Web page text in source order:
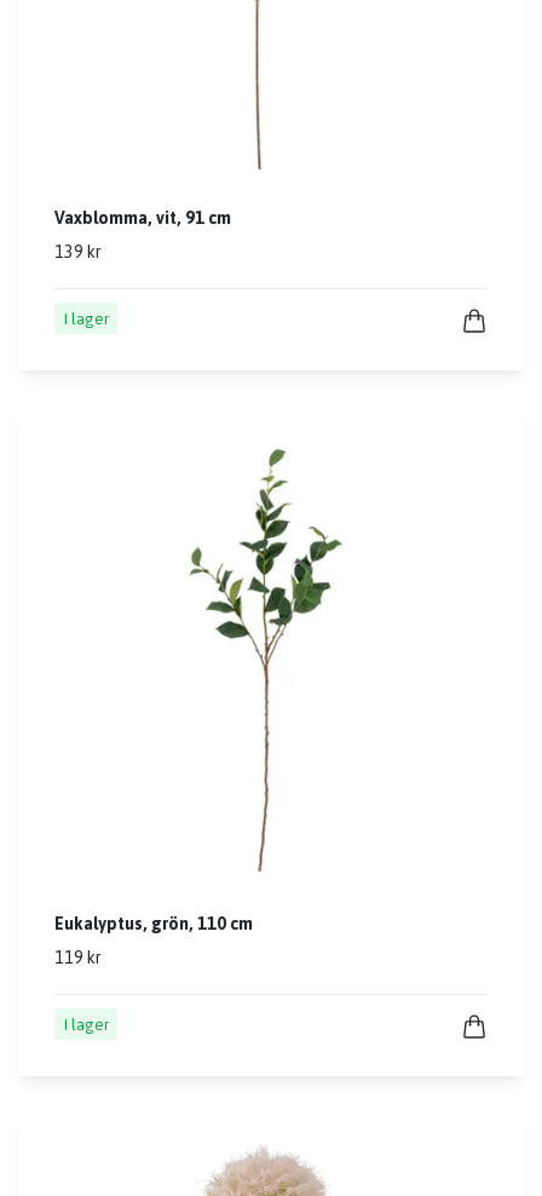
Vaxblomma, vit, 91 cm
139 kr
I lager
Eukalyptus, grön, 110 cm
119 kr
I lager